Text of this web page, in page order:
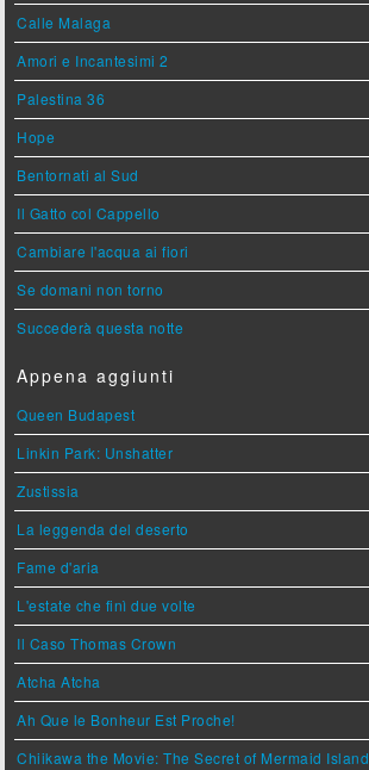
Calle Malaga
Amori e Incantesimi 2
Palestina 36
Hope
Bentornati al Sud
Il Gatto col Cappello
Cambiare l'acqua ai fiori
Se domani non torno
Succederà questa notte
Appena aggiunti
Queen Budapest
Linkin Park: Unshatter
Zustissia
La leggenda del deserto
Fame d'aria
L'estate che finì due volte
Il Caso Thomas Crown
Atcha Atcha
Ah Que le Bonheur Est Proche!
Chiikawa the Movie: The Secret of Mermaid Island